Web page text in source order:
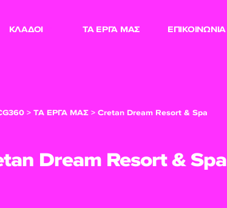
ΚΛΑΔΟΙ ΤΑ ΕΡΓΑ ΜΑΣ ΕΠΙΚΟΙΝΩΝΙΑ
> ΤΑ ΕΡΓΑ ΜΑΣ> Cretan Dream Resort & Spa
Dream Resort & Spa